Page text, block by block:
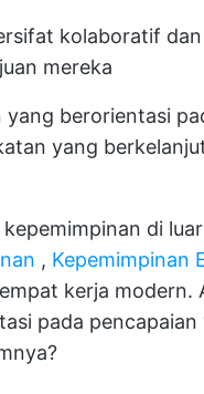
kolaboratif
mereka
yang berorientasi
yang
di
, Kepemimpinan
kerja modern.
pada